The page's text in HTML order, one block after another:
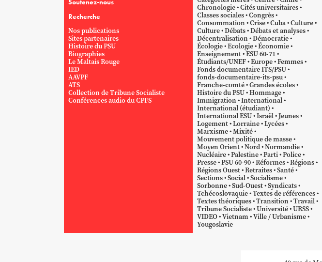
Soutenez-nous
Recherche
Nos publications
Sites partenaires
Histoire du PSU
Biographies
Le Maltais Rouge
IED
AAVPF
ATS
Collection de Tribune Socialiste
Conférences audio du CPFS
Chronologie Cités universitaires
Classes sociales Congrès
Consommation Crise Cuba Culture
Culture Débats Débats et analyses
Décentralisation Démocratie
Écologie Ecologie Économie
Enseignement ESU 60-71
Étudiants/UNEF Europe Femmes
Fonds documentaire ITS/PSU
fonds-documentaire-its-psu
Franche-comté Grandes écoles
Histoire du PSU Hommage
Immigration International
International (étudiant)
International ESU Israël Jeunes
Logement Lorraine Lycées
Marxisme Mixité
Mouvement politique de masse
Moyen Orient Nord Normandie
Nucléaire Palestine Parti Police
Presse PSU 60-90 Réformes Régions
Régions Ouest Retraites Santé
Sections Social Socialisme
Sorbonne Sud-Ouest Syndicats
Tchécoslovaquie Textes de références
Textes théoriques Transition Travail
Tribune Socialiste Université URSS
VIDEO Vietnam Ville / Urbanisme
Yougoslavie